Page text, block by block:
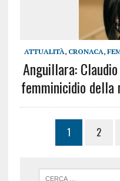
ATTUALITÀ, CRONACA,
Anguillara:
femminicidio della
1 2